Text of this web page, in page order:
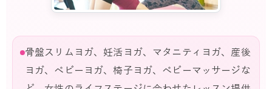
骨盤スリムヨガ、妊活ヨガ、マタニティヨガ、産後
ヨガ、ベビーヨガ、椅子ヨガ、ベビーマッサージな